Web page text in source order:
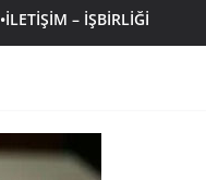
•İLETIŞIM – İŞBIRLIĞI